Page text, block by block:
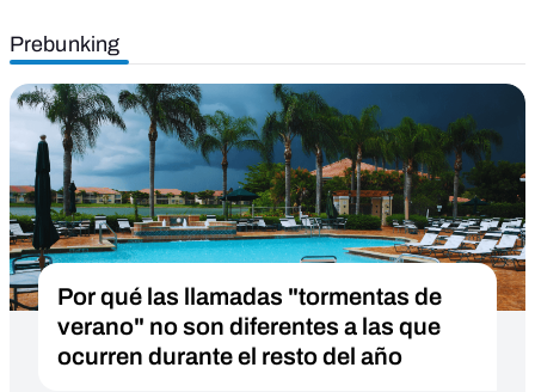
Prebunking
Por qué las llamadas "tormentas de
verano" no son diferentes a las que
ocurren durante el resto del año